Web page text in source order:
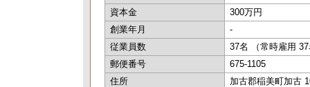
資本金
300万円
創業年月
-
従業員数
37名 （常時雇用
郵便番号
675-1105
住所
加古郡稲美町加古